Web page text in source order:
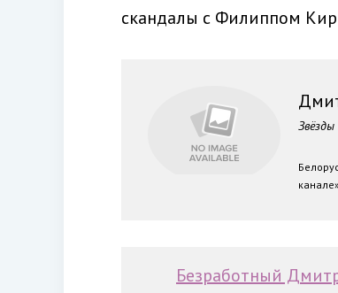
скандалы с Филиппом
Звёзды
Безработный